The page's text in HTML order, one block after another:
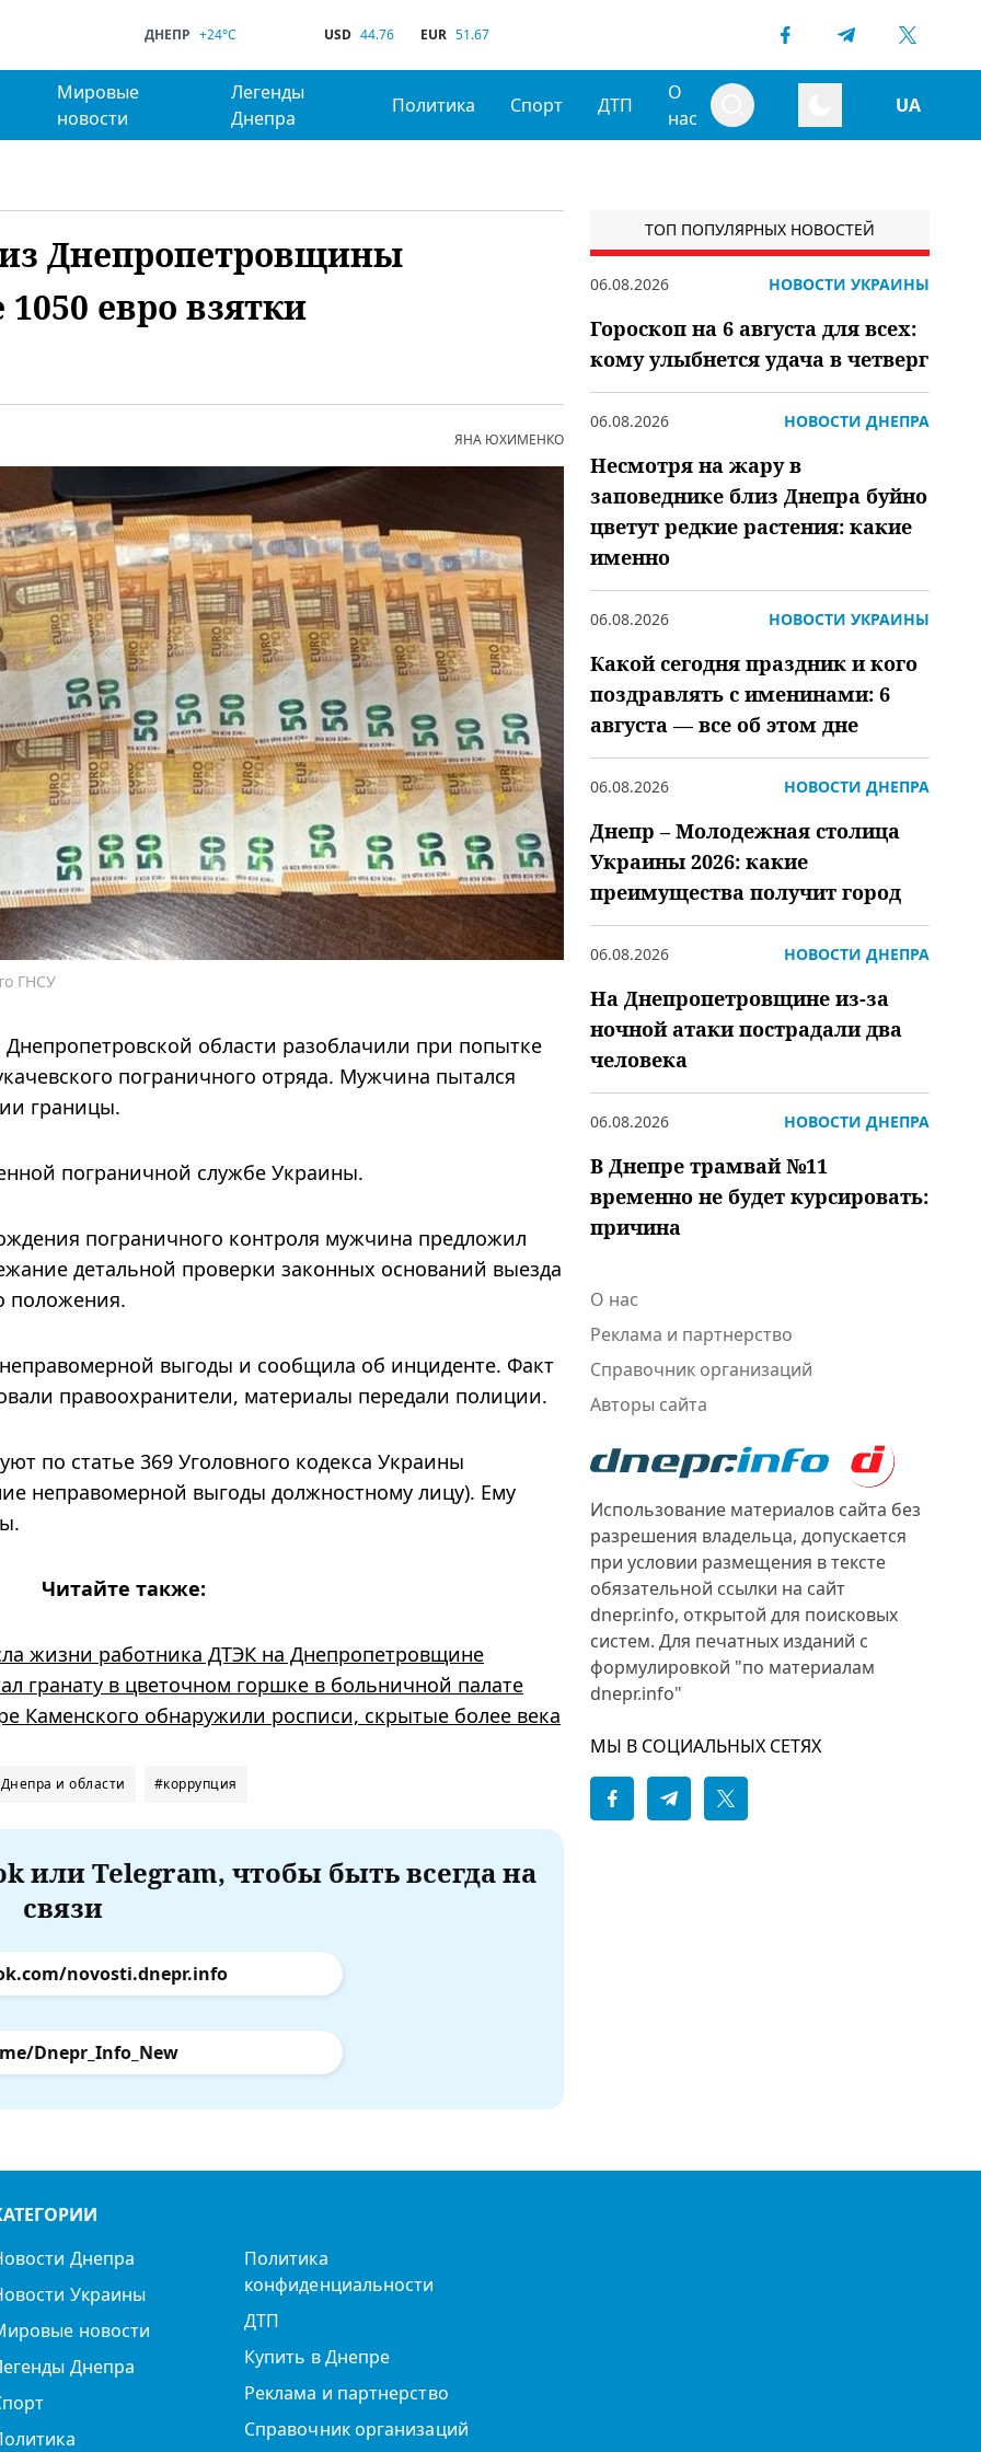
ДНЕПР +24°C USD 44.76 EUR 51.67
Мировые
новости
Легенды
Днепра
Политика Спорт ДТП
О
нас
UA
Днепропетровщины
евро взятки
ЯНА ЮХИМЕНКО
ГНСУ
Днепропетровской области разоблачили при попытке
пограничного отряда. Мужчина пытался
границы.
пограничной службе Украины.
пограничного контроля мужчина предложил
детальной проверки законных оснований выезда
положения.
выгоды и сообщила об инциденте. Факт
правоохранители, материалы передали полиции.
по статье 369 Уголовного кодекса Украины
неправомерной выгоды должностному лицу). Ему
Читайте также:
жизни работника ДТЭК на Днепропетровщине
гранату в цветочном горшке в больничной палате
Каменского обнаружили росписи, скрытые более века
и области #коррупция
или Telegram, чтобы быть всегда на
связи
novosti.dnepr.info
Dnepr_Info_New
ТОП ПОПУЛЯРНЫХ НОВОСТЕЙ
06.08.2026 НОВОСТИ УКРАИНЫ
Гороскоп на 6 августа для всех:
кому улыбнется удача в четверг
06.08.2026 НОВОСТИ ДНЕПРА
Несмотря на жару в
заповеднике близ Днепра буйно
цветут редкие растения: какие
именно
06.08.2026 НОВОСТИ УКРАИНЫ
Какой сегодня праздник и кого
поздравлять с именинами: 6
августа — все об этом дне
06.08.2026 НОВОСТИ ДНЕПРА
Днепр – Молодежная столица
Украины 2026: какие
преимущества получит город
06.08.2026 НОВОСТИ ДНЕПРА
На Днепропетровщине из-за
ночной атаки пострадали два
человека
06.08.2026 НОВОСТИ ДНЕПРА
В Днепре трамвай №11
временно не будет курсировать:
причина
О нас
Реклама и партнерство
Справочник организаций
Авторы сайта
Использование материалов сайта без
разрешения владельца, допускается
при условии размещения в тексте
обязательной ссылки на сайт
dnepr.info, открытой для поисковых
систем. Для печатных изданий с
формулировкой "по материалам
dnepr.info"
МЫ В СОЦИАЛЬНЫХ СЕТЯХ
Днепра
Украины
новости
Днепра
Политика
конфиденциальности
ДТП
Купить в Днепре
Реклама и партнерство
Справочник организаций